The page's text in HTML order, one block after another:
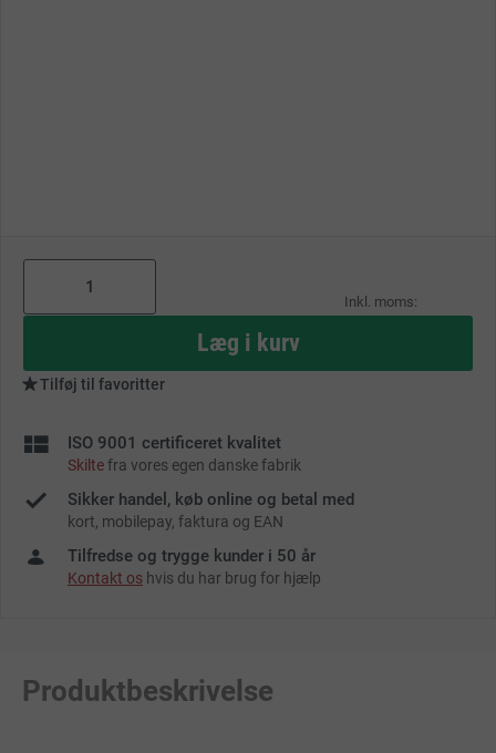
low
Læg i kurv
Tilføj til favoritter
ISO 9001 certificeret kvalitet
Skiltefra vores egen danske fabrik
Sikker handel, køb online og betal med
kort, mobilepay, faktura og EAN
Tilfredse og trygge kunder i 50 år
Kontakt os hvis du har brug for hjælp
Produktbeskrivelse